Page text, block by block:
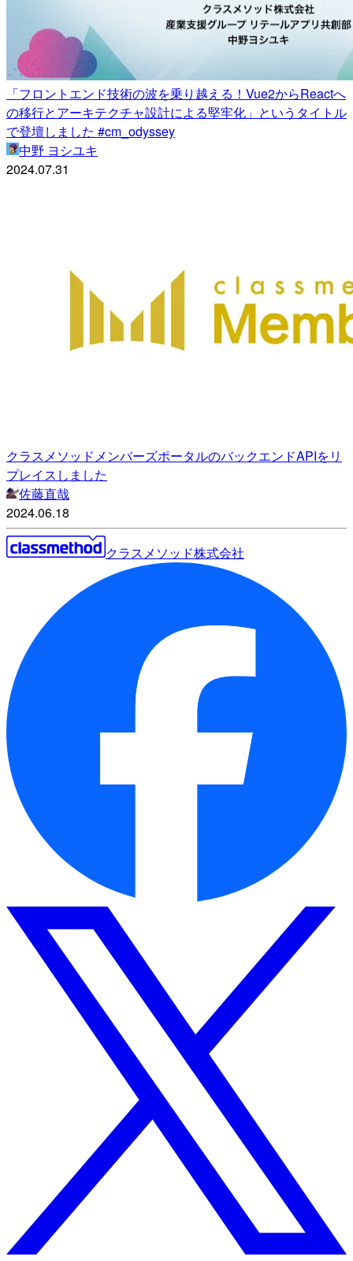
「フロントエンド技術の波を乗り越える！Vue2からReactへ
の移行とアーキテクチャ設計による堅牢化」というタイトル
で登壇しました #cm_odyssey
中野 ヨシユキ
2024.07.31
クラスメソッドメンバーズポータルのバックエンドAPIをリ
プレイスしました
佐藤直哉
2024.06.18
クラスメソッド株式会社